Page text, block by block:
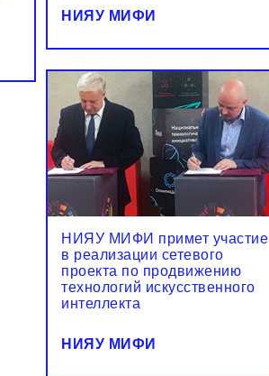
НИЯУ МИФИ
НИЯУ МИФИ примет участие
в реализации сетевого
проекта по продвижению
технологий искусственного
интеллекта
НИЯУ МИФИ